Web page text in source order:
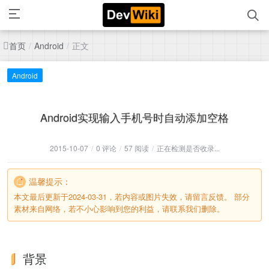
首页 / Android / 正文
Android
Android实现输入手机号时自动添加空格
2015-10-07 / 0 评论 / 57 阅读 / 正在检测是否收录...
温馨提示：
本文最后更新于2024-03-31，若内容或图片失效，请留言反馈。 部分
素材来自网络，若不小心影响到您的利益，请联系我们删除。
背景